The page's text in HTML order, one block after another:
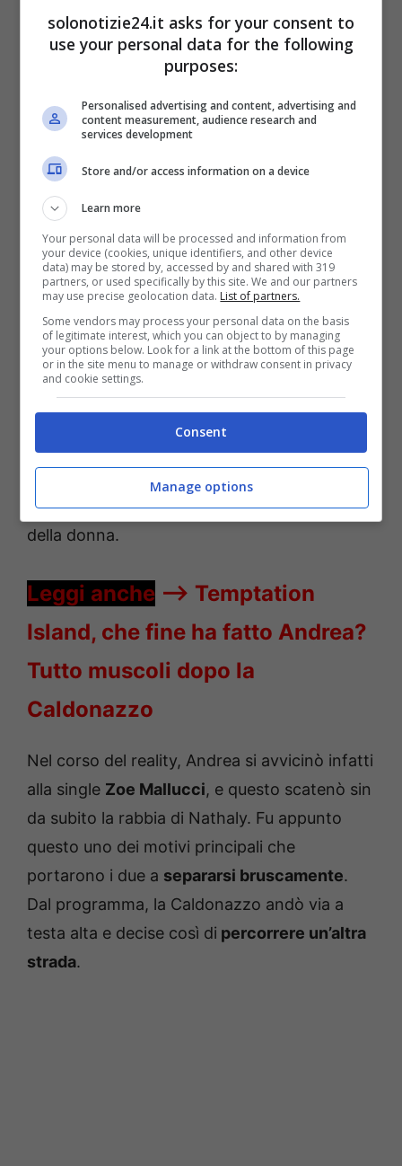
Nathaly e Andrea a
‘Temptation Island Vip’:
com’è stata l’esperienza
per l’ex coppia
La Caldonazzo partecipò dunque al
seguitissimo programma con l’ex fidanzato
Andrea Ippolito
coppia è stata di certo molto
e i due hanno deciso dilasciarsimalamente
dinnanzi all’ultimo
falò di confronto,
potuto dunque evidenziare ilcarattere forte
della donna.
Leggi anche —-> Temptation
Island, che fine ha fatto Andrea?
Tutto muscoli dopo la
Caldonazzo
Nel corso del reality, Andrea si avvicinò infatti
alla single Zoe Mallucci, e questo scatenò sin
da subito la rabbia di Nathaly. Fu appunto
questo uno dei motivi principali che
portarono i due a separarsi bruscamente.
Dal programma, la Caldonazzo andò via a
testa alta e decise così di percorrere un’altra
strada.
solonotizie24.it asks for your consent to
use your personal data for the following
purposes:
Personalised advertising and content, advertising and
content measurement, audience research and
services development
Store and/or access information on a device
Learn more
Your personal data will be processed and information from
your device (cookies, unique identifiers, and other device
data) may be stored by, accessed by and shared with 319
partners, or used specifically by this site. We and our partners
may use precise geolocation data. List of partners.
Some vendors may process your personal data on the basis
of legitimate interest, which you can object to by managing
your options below. Look for a link at the bottom of this page
or in the site menu to manage or withdraw consent in privacy
and cookie settings.
Consent
Manage options